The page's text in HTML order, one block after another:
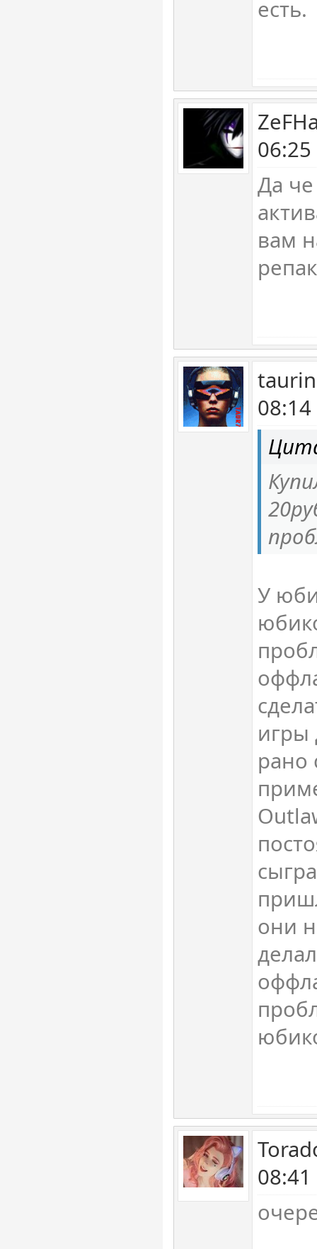
есть.
Да
вам
У
игры
рано
они